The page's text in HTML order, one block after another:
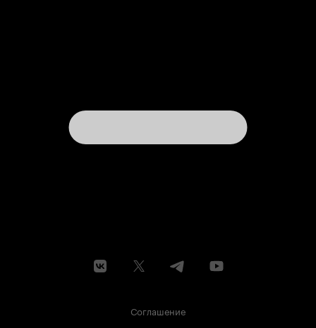
Ответ – один: это далеко не самый лучший
Соглашение